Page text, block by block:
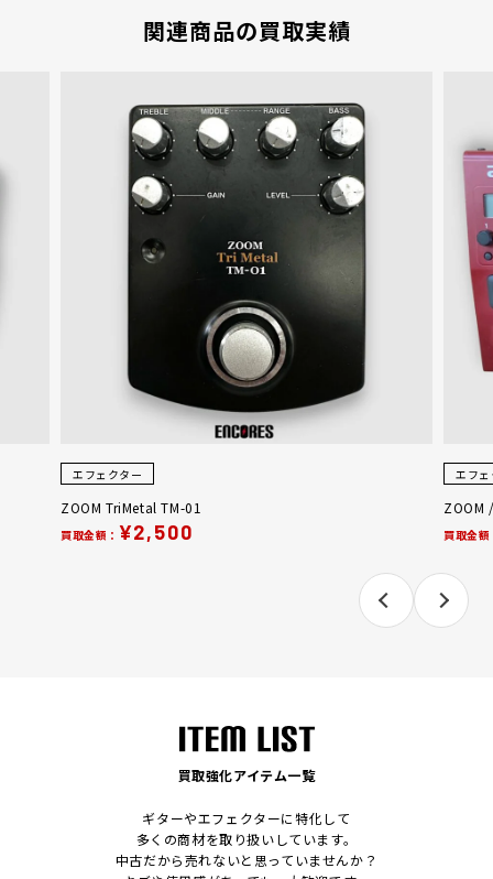
関連商品の買取実績
エフェクター
ZOOM TriMetal TM-01
買取金額： ¥2,500
エフ
ZOOM
買取金額
買取強化アイテム一覧
ギターやエフェクターに特化して
多くの商材を取り扱いしています。
中古だから売れないと思っていませんか？